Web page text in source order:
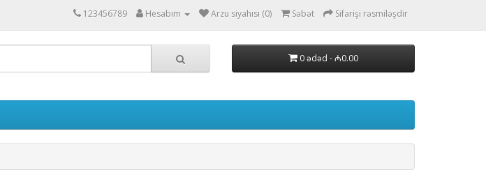
123456789 Hesabım Arzu siyahısı (0) Səbət Sifarişi rəsmiləşdir
0 ədəd - ₼0.00